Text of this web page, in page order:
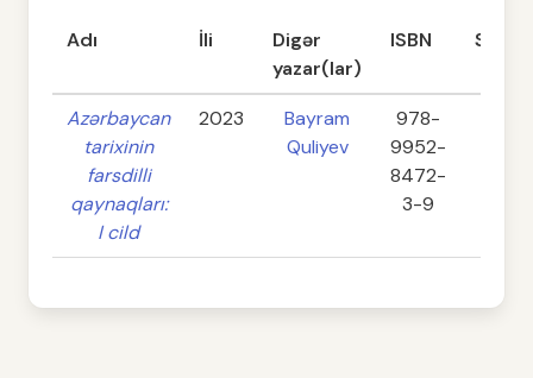
Adı İli
Digər
yazar(lar)
ISBN Səhifə
Azərbaycan
tarixinin
farsdilli
qaynaqları:
I cild
2023
Bayram
Quliyev
978-
9952-
8472-
3-9